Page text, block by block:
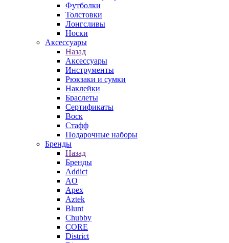
Футболки
Толстовки
Лонгсливы
Носки
Аксессуары
Назад
Аксессуары
Инструменты
Рюкзаки и сумки
Наклейки
Браслеты
Сертификаты
Воск
Стафф
Подарочные наборы
Бренды
Назад
Бренды
Addict
AO
Apex
Aztek
Blunt
Chubby
CORE
District